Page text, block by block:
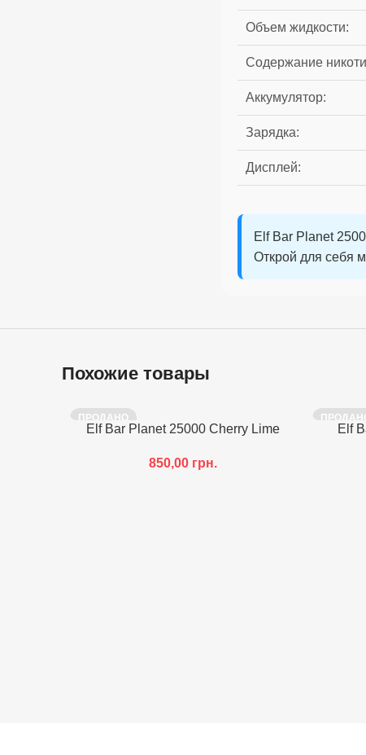
Объем жидкости:
Содержание
Аккумулятор:
Зарядка:
Дисплей:
Elf Bar Planet
Открой для себя
Похожие товары
ПРОДАНО
Elf Bar Planet 25000 Cherry Lime
850,00 грн.
Elf